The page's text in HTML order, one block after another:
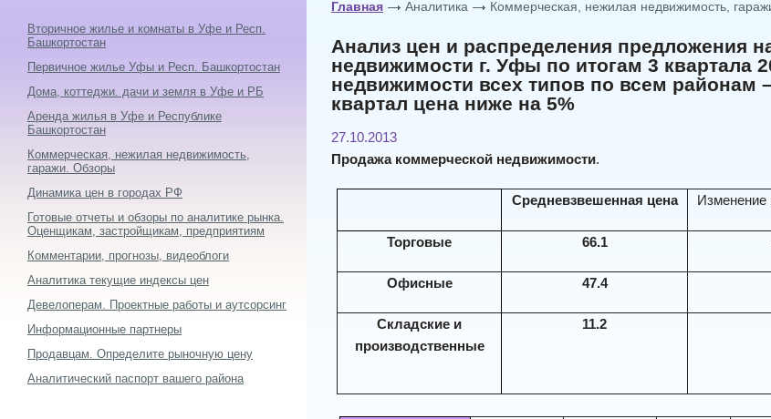
Главная Аналитика Коммерческая, нежилая недвижимость,
Анализ цен и распределения предложения
недвижимости г. Уфы по итогам 3 квартала
недвижимости всех типов по всем районам
квартал цена ниже на 5%
27.10.2013
Продажа коммерческой недвижимости.
Средневзвешенная цена Изменение
Торговые 66.1
Офисные 47.4
Складские и
производственные
11.2
Вторичное жилье и комнаты в Уфе и Респ.
Башкортостан
Первичное жилье Уфы и Респ. Башкортостан
Дома, коттеджи. дачи и земля в Уфе и РБ
Аренда жилья в Уфе и Республике
Башкортостан
Коммерческая, нежилая недвижимость,
гаражи. Обзоры
Динамика цен в городах РФ
Готовые отчеты и обзоры по аналитике рынка.
Оценщикам, застройщикам, предприятиям
Комментарии, прогнозы, видеоблоги
Аналитика текущие индексы цен
Девелоперам. Проектные работы и аутсорсинг
Информационные партнеры
Продавцам. Определите рыночную цену
Аналитический паспорт вашего района